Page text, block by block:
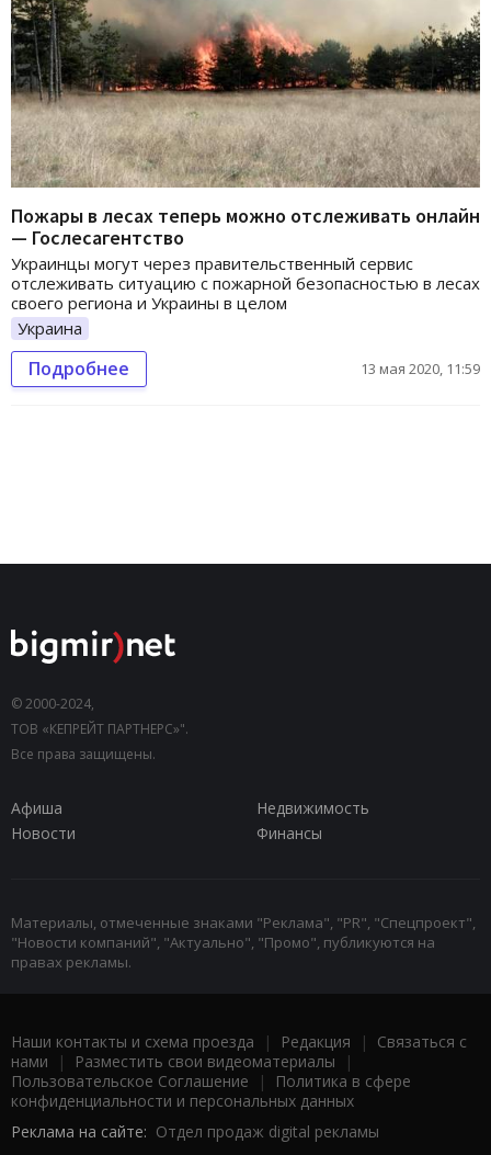
Пожары в лесах теперь можно отслеживать онлайн
— Гослесагентство
Украинцы могут через правительственный сервис
отслеживать ситуацию с пожарной безопасностью в лесах
своего региона и Украины в целом
Украина
Подробнее 13 мая 2020, 11:59
© 2000-2024,
ТОВ «КЕПРЕЙТ ПАРТНЕРС»".
Все права защищены.
Афиша
Недвижимость
Новости
Финансы
Материалы, отмеченные знаками "Реклама", "PR", "Спецпроект",
"Новости компаний", "Актуально", "Промо", публикуются на
правах рекламы.
Наши контакты и схема проезда | Редакция | Связаться с
нами | Разместить свои видеоматериалы |
Пользовательское Соглашение |
Политика в сфере
конфиденциальности и персональных данных
Реклама на сайте: Отдел продаж digital рекламы